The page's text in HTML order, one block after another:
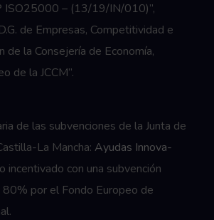
ISO25000 – (13/19/IN/010)”,
de Empresas, Competitividad e
de la Consejería de Economía,
de la JCCM”.
de las subvenciones de la Junta de
La Mancha:Ayudas Innova-
incentivado con una subvención
80% por el Fondo Europeo de